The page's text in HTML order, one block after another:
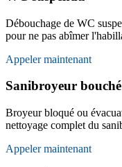
Débouchage de WC
pour ne pas abîmer
Appeler maintenant
Sanibroyeur bouché
Broyeur bloqué ou
nettoyage complet du
Appeler maintenant